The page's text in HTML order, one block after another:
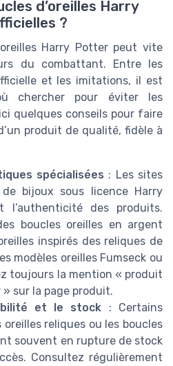
d’oreilles Harry
?
Harry Potter peut vite
du combattant. Entre les
et les imitations, il est
chercher pour éviter les
quelques conseils pour faire
produit de qualité, fidèle à
spécialisées : Les sites
bijoux sous licence Harry
l’authenticité des produits.
boucles oreilles en argent
inspirés des reliques de
modèles oreilles Fumseck ou
toujours la mention « produit
sur la page produit.
et le stock : Certains
oreilles reliques ou les boucles
souvent en rupture de stock
Consultez régulièrement